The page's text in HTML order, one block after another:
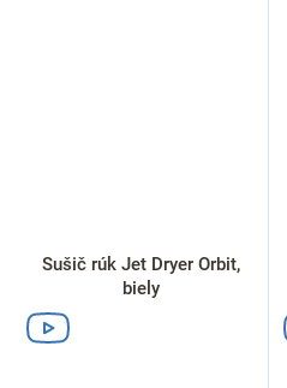
Sušič rúk Jet Dryer Orbit,
biely